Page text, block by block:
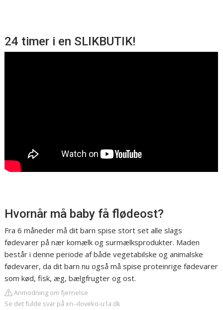
24 timer i en SLIKBUTIK!
Hvornår må baby få flødeost?
Fra 6 måneder må dit barn spise stort set alle slags
fødevarer på nær komælk og surmælksprodukter. Maden
består i denne periode af både vegetabilske og animalske
fødevarer, da dit barn nu også må spise proteinrige fødevarer
som kød, fisk, æg, bælgfrugter og ost.
Anmodning om fjernelse
Se det fulde svar på xn--iloveko-u1a.dk